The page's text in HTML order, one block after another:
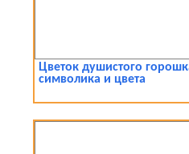
Цветок душистого
символика и цвета